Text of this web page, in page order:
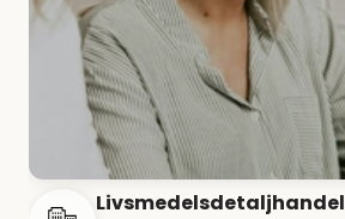
Livsmedelsdetaljhandel